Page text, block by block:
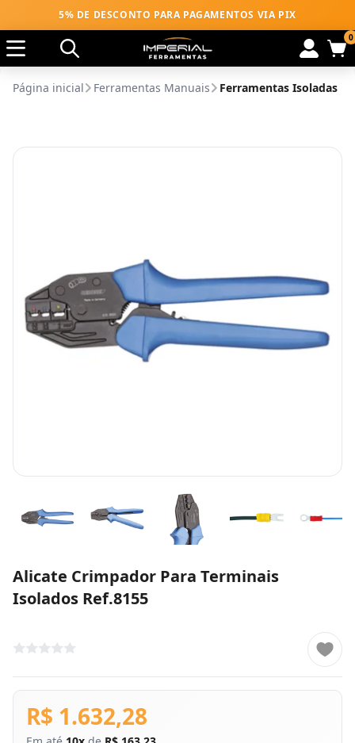
5% DE DESCONTO PARA PAGAMENTOS VIA PIX
0
Página inicial Ferramentas Manuais Ferramentas Isoladas
Alicate Crimpador Para Terminais
Isolados Ref.8155
R$ 1.632,28